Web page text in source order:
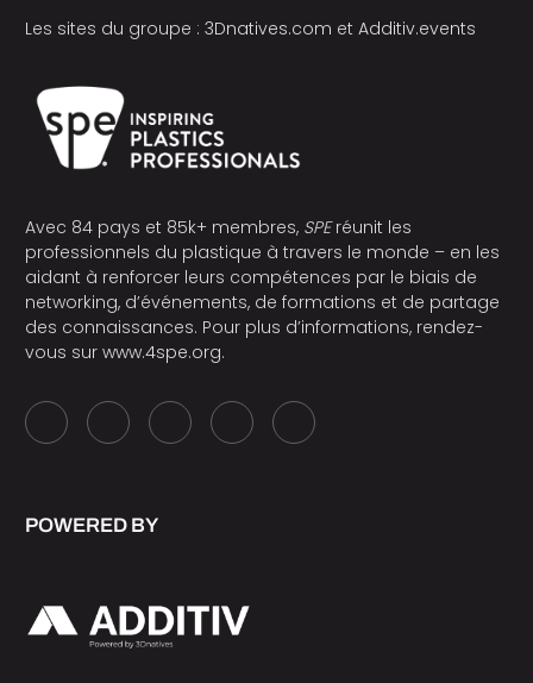
Les sites du groupe : 3Dnatives.com et Additiv.events
Avec 84 pays et 85k+ membres, SPEréunit les
professionnels du plastique à travers le monde – en les
aidant à renforcer leurs compétences par le biais de
networking, d’événements, de formations et de partage
des connaissances. Pour plus d’informations, rendez-
vous sur www.4spe.org.
POWERED BY